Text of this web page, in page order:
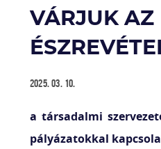
VÁRJUK AZ
2025. 03. 10.
a társadalmi
pályázatokkal